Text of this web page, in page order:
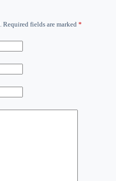
Required fields are marked *